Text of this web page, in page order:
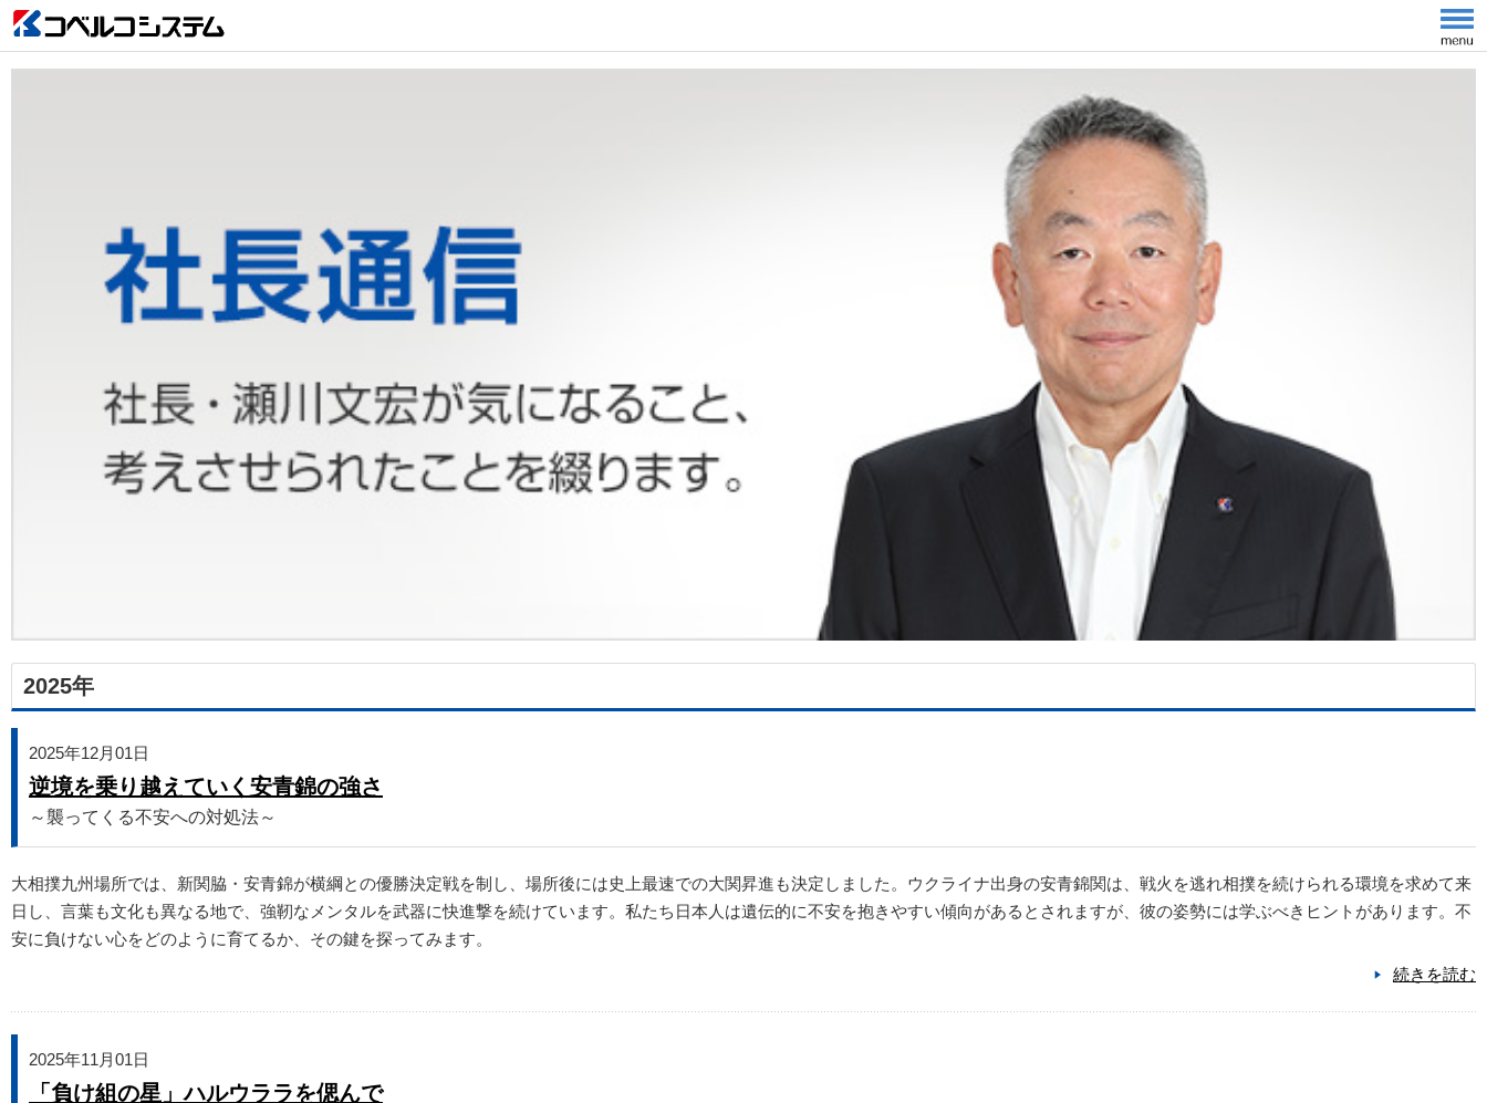
2025年
2025年12月01日
逆境を乗り越えていく安青錦の強さ
～襲ってくる不安への対処法～
大相撲九州場所では、新関脇・安青錦が横綱との優勝決定戦を制し、場所後には史上最速での大関昇進も決定しました。ウクライナ出身の安青錦関は、戦火を逃れ相撲を続けられる環境を求めて来
日し、言葉も文化も異なる地で、強靭なメンタルを武器に快進撃を続けています。私たち日本人は遺伝的に不安を抱きやすい傾向があるとされますが、彼の姿勢には学ぶべきヒントがあります。不
安に負けない心をどのように育てるか、その鍵を探ってみます。
続きを読む
2025年11月01日
「負け組の星」ハルウララを偲んで